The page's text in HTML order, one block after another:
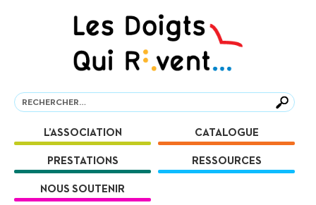
Recherche
Recherche
L’ASSOCIATION CATALOGUE
PRESTATIONS RESSOURCES
NOUS SOUTENIR